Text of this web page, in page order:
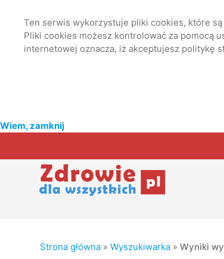
Ten serwis wykorzystuje pliki cookies, które
Pliki cookies możesz kontrolować za pomocą
internetowej oznacza, iż akceptujesz politykę
Wiem, zamknij
Strona główna »Wyszukiwarka »Wyniki